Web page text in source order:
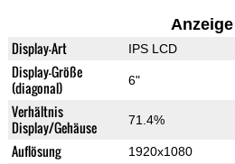
Anzeige
Display-Art IPS LCD
Display-Größe
(diagonal)
6"
Verhältnis
Display/Gehäuse
71.4%
Auflösung 1920x1080